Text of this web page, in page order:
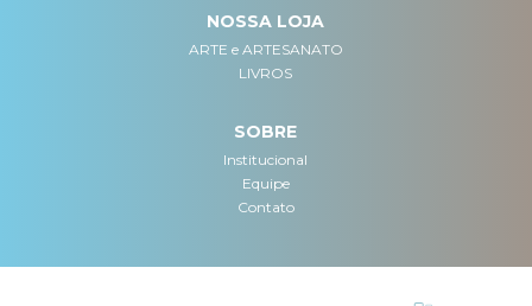
NOSSA LOJA
ARTE e ARTESANATO
LIVROS
SOBRE
Institucional
Equipe
Contato